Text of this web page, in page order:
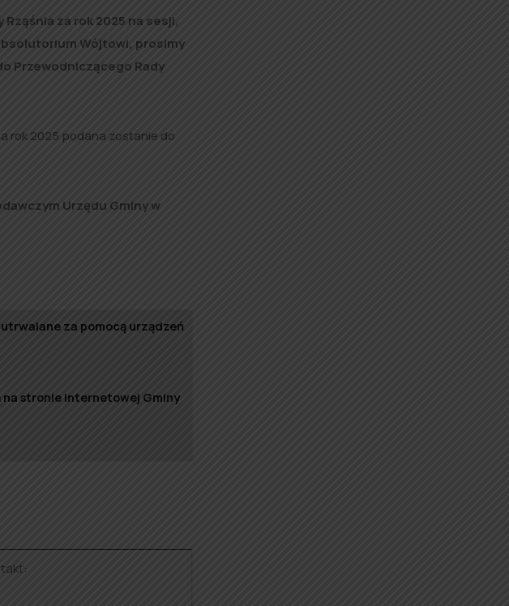
za rok 2025 na sesji,
Wójtowi, prosimy
Przewodniczącego Rady
rok 2025 podana zostanie do
Urzędu Gminy w
za pomocą urządzeń
stronie internetowej Gminy